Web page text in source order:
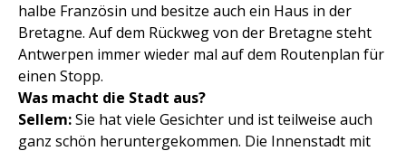
halbe Französin und besitze auch ein Haus in der
Bretagne. Auf dem Rückweg von der Bretagne steht
Antwerpen immer wieder mal auf dem Routenplan für
einen Stopp.
Was macht die Stadt aus?
Sellem:Sie hat viele Gesichter und ist teilweise auch
ganz schön heruntergekommen. Die Innenstadt mit